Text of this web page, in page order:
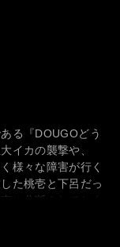
る『DOUGOどう
イカの襲撃や、
様々な障害が行く
た桃壱と下呂だっ
に分断されてしま
十四男でコウモリ
が届く。新時代の